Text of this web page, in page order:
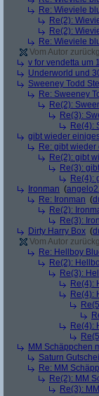
Re: Wieviele
Re(2):
Re(2):
Re: Wieviele
Vom Autor
v for vendetta um
Underworld und
Sweeney Todd
Re: Sweeney
Re(2):
Re(3):
Re(4):
gibt wieder
Re: gibt
Re(2): gibt
Re(3):
Re(4):
Ironman (
Re: Ironman (
Re(2):
Re(3):
Dirty Harry Box (
Vom Autor
Re: Hellboy
Re(2):
Re(3):
Re(4):
Re(4):
Re(4):
MM Schäppchen
Saturn
Re: MM
Re(2): MM
Re(3):